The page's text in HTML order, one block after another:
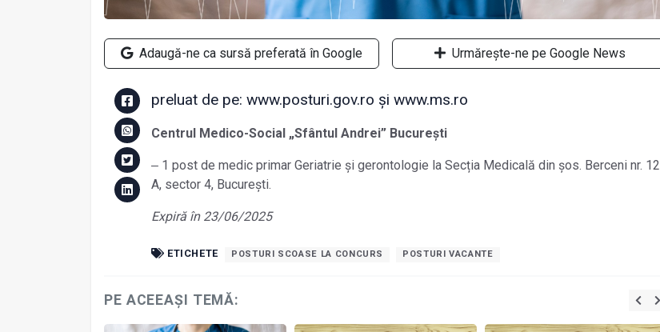
Adaugă-ne ca sursă preferată în Google Urmărește-ne pe Google News
preluat de pe: www.posturi.gov.ro și www.ms.ro
Centrul Medico-Social „Sfântul Andrei” București
‒ 1 post de medic primar Geriatrie și gerontologie la Secția Medicală din șos. Berceni nr. 12
A, sector 4, București.
Expiră în 23/06/2025
ETICHETE POSTURI SCOASE LA CONCURS POSTURI VACANTE
PE ACEEAȘI TEMĂ: